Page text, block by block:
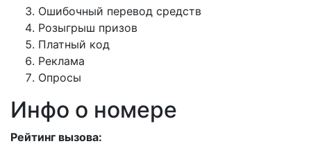
Ошибочный перевод средств
Розыгрыш призов
Платный код
Реклама
Опросы
Инфо о номере
Рейтинг вызова: